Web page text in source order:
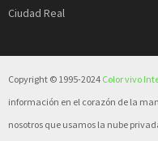
Ciudad Real
Copyright © 1995-2024 Color vivo
información en el corazón de la
nosotros que usamos la nube